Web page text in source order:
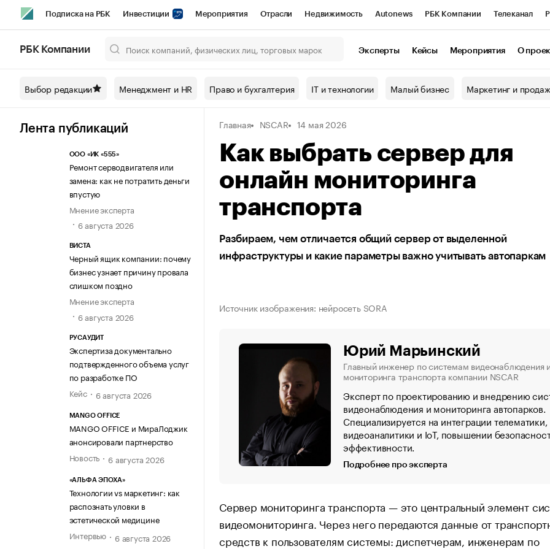
Подписка на РБК Инвестиции Мероприятия Отрасли Недвижимость Autonews РБК Компании Телеканал
Спецпроекты СПб Конференции СПб Спецпроекты Проверка контрагентов
Технологии и медиа Рынок наличной валюты
РБК Компании Эксперты Кейсы Мероприятия О
Выбор редакции Менеджмент и HR Право и бухгалтерия IT и технологии Малый бизнес Маркетинг и
Лента публикаций
ООО «ИК «555»
Ремонт серводвигателя или
замена: как не потратить деньги
впустую
Мнение эксперта
6 августа 2026
ВИСТА
Черный ящик компании: почему
бизнес узнает причину провала
слишком поздно
Мнение эксперта
6 августа 2026
РУСАУДИТ
Экспертиза документально
подтвержденного объема услуг
по разработке ПО
Кейс
6 августа 2026
MANGO OFFICE
MANGO OFFICE и МираЛоджик
анонсировали партнерство
Новость
6 августа 2026
«АЛЬФА ЭПОХА»
Технологии vs маркетинг: как
распознать уловки в
эстетической медицине
Интервью
6 августа 2026
Главная NSCAR 14 мая 2026
Как выбрать сервер для
онлайн мониторинга
транспорта
Разбираем, чем отличается общий сервер от выделенной
инфраструктуры и какие параметры важно учитывать автопаркам
Источник изображения: нейросеть SORA
Юрий Марьинский
Главный инженер по системам видеонаблюдения
мониторинга транспорта компании NSCAR
Эксперт по проектированию и внедрению
видеонаблюдения и мониторинга автопарков.
Специализируется на интеграции телематики,
видеоаналитики и IoT, повышении
эффективности.
Подробнее про эксперта
Сервер мониторинга транспорта — это центральный элемент
видеомониторинга. Через него передаются данные от
средств к пользователям системы: диспетчерам, инженерам по